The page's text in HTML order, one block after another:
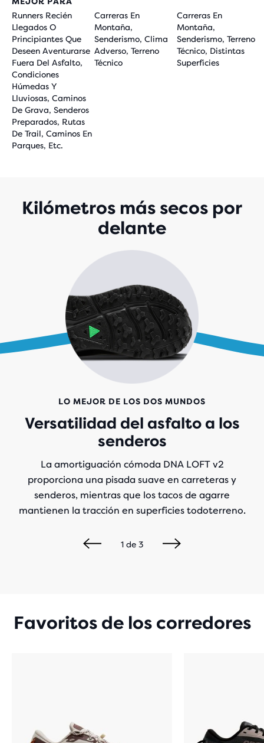
Runners Recién
Llegados O
Principiantes Que
Deseen Aventurarse
Fuera Del Asfalto,
Condiciones
Húmedas Y
Lluviosas, Caminos
De Grava, Senderos
Preparados, Rutas
De Trail, Caminos En
Parques, Etc.
Carreras En
Montaña,
Senderismo, Clima
Adverso, Terreno
Técnico
Carreras En
Montaña,
Senderismo, Terreno
Técnico, Distintas
Superficies
Kilómetros más secos por
delante
LO MEJOR DE LOS DOS MUNDOS
Versatilidad del asfalto a los
senderos
La amortiguación cómoda DNA LOFT v2
proporciona una pisada suave en carreteras y
senderos, mientras que los tacos de agarre
mantienen la tracción en superficies todoterreno.
1de 3
Favoritos de los corredores